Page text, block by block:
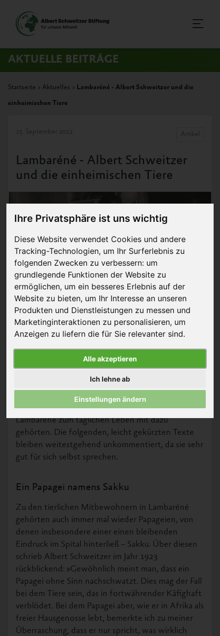
Ihre Privatsphäre ist uns wichtig
Diese Website verwendet Cookies und andere
Tracking-Technologien, um Ihr Surferlebnis zu
folgenden Zwecken zu verbessern: um
grundlegende Funktionen der Website zu
ermöglichen, um ein besseres Erlebnis auf der
Website zu bieten, um Ihr Interesse an unseren
Produkten und Dienstleistungen zu messen und
Marketinginteraktionen zu personalisieren, um
Anzeigen zu liefern die für Sie relevanter sind.
Alle akzeptieren
Ich lehne ab
Einstellungen ändern
AKTUELLE BEITRÄGE
Startseite > Aktuelles > Lambaréné - Albert Schweitzer und die
einheimischen Tiere
15. September 2012 Artikel
Lambaréné - Albert Schweitzer
und die einheimischen Tiere
© Archives Centrales Albert Schweitzer Gunsbach
Mit seinem Urwaldspital in Lambaréné versuchte
Albert Schweitzer Zeit seines Lebens, seine Ethik
der Ehrfurcht vor dem Leben bestmöglich in die
Praxis umzusetzen. Dies haben wir bereits mit
einem eigenen Artikelaufgezeigt. Daran
anschließend möchten wir in diesem Artikel einige
Erzählungen präsentieren, in denen vor allem noch
einmal deutlich wird, in welchem Maß auch Tiere in
Lambaréné zum täglichen Leben mit dazu
gehörten. Die folgenden, leicht gekürzten Texte
bleiben weitestgehend unkommentiert, da sie sehr
gut für sich selbst sprechen.
Ein Papagei namens Sakku
Zu den tierlichen Mitbewohnern in Lambaréné
gehörten auch immer mal wieder Papageien, von
denen insbesondere einer einen bleibenden
Eindruck im Spital hinterließ – Sakku. Über diesen
schrieb Albert Schweitzer im Jahr 1923
rückblickend: »Gewöhnlich meint man, dass ein
Papagei ohne Sinn nachschwatzt. Dies mag der Fall
bei dem Tiere sein, das in fortwährender Käfighaft
verblödet. Bei dem Papagei aber, wie er in Afrika als
freier Hausgenosse lebt, bemerkte ich zu meiner
Überraschung, dass er nur spricht, was wirklich